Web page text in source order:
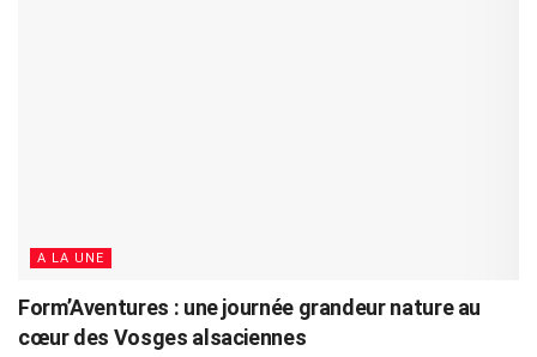
A LA UNE
Form’Aventures : une journée grandeur nature au
cœur des Vosges alsaciennes